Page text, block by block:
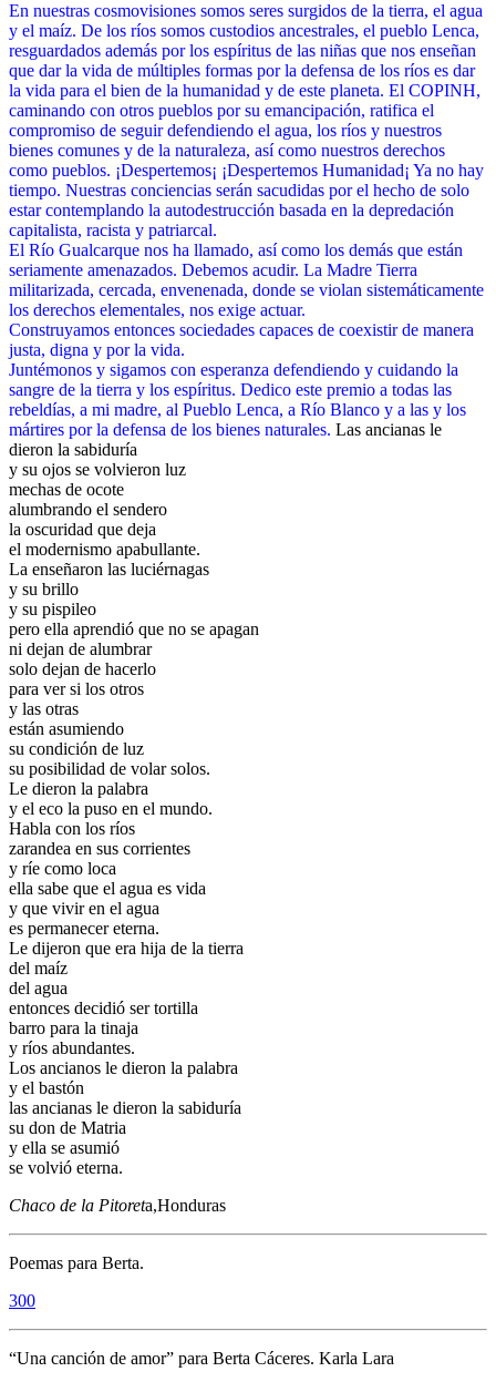
En nuestras cosmovisiones somos seres surgidos de la tierra, el agua
y el maíz. De los ríos somos custodios ancestrales, el pueblo Lenca,
resguardados además por los espíritus de las niñas que nos enseñan
que dar la vida de múltiples formas por la defensa de los ríos es dar
la vida para el bien de la humanidad y de este planeta. El COPINH,
caminando con otros pueblos por su emancipación, ratifica el
compromiso de seguir defendiendo el agua, los ríos y nuestros
bienes comunes y de la naturaleza, así como nuestros derechos
como pueblos. ¡Despertemos¡ ¡Despertemos Humanidad¡ Ya no hay
tiempo. Nuestras conciencias serán sacudidas por el hecho de solo
estar contemplando la autodestrucción basada en la depredación
capitalista, racista y patriarcal.
El Río Gualcarque nos ha llamado, así como los demás que están
seriamente amenazados. Debemos acudir. La Madre Tierra
militarizada, cercada, envenenada, donde se violan sistemáticamente
los derechos elementales, nos exige actuar.
Construyamos entonces sociedades capaces de coexistir de manera
justa, digna y por la vida.
Juntémonos y sigamos con esperanza defendiendo y cuidando la
sangre de la tierra y los espíritus. Dedico este premio a todas las
rebeldías, a mi madre, al Pueblo Lenca, a Río Blanco y a las y los
mártires por la defensa de los bienes naturales. Las ancianas le
dieron la sabiduría
y su ojos se volvieron luz
mechas de ocote
alumbrando el sendero
la oscuridad que deja
el modernismo apabullante.
La enseñaron las luciérnagas
y su brillo
y su pispileo
pero ella aprendió que no se apagan
ni dejan de alumbrar
solo dejan de hacerlo
para ver si los otros
y las otras
están asumiendo
su condición de luz
su posibilidad de volar solos.
Le dieron la palabra
y el eco la puso en el mundo.
Habla con los ríos
zarandea en sus corrientes
y ríe como loca
ella sabe que el agua es vida
y que vivir en el agua
es permanecer eterna.
Le dijeron que era hija de la tierra
del maíz
del agua
entonces decidió ser tortilla
barro para la tinaja
y ríos abundantes.
Los ancianos le dieron la palabra
y el bastón
las ancianas le dieron la sabiduría
su don de Matria
y ella se asumió
se volvió eterna.
Chaco de la Pitoreta,Honduras
Poemas para Berta.
300
“Una canción de amor” para Berta Cáceres. Karla Lara